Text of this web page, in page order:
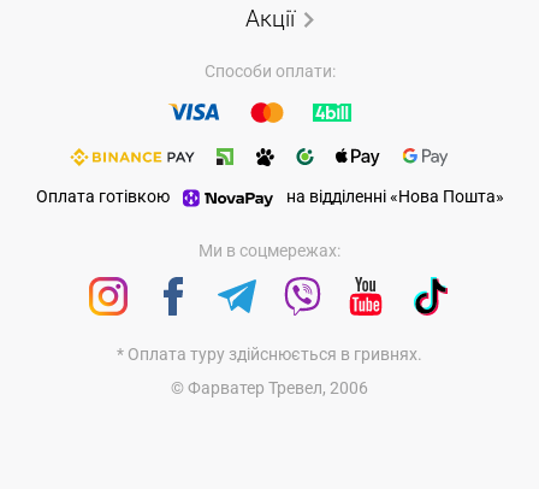
Акції
Способи оплати:
Оплата готівкою на відділенні «Нова Пошта»
Ми в соцмережах:
* Оплата туру здійснюється в гривнях.
© Фарватер Тревел, 2006